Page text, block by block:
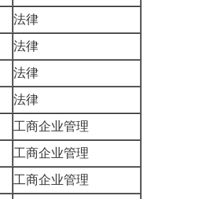
法律
法律
法律
法律
工商企业管理
工商企业管理
工商企业管理